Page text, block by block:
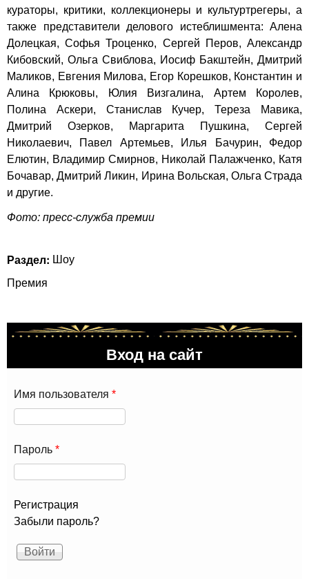
кураторы, критики, коллекционеры и культуртрегеры, а
также представители делового истеблишмента: Алена
Долецкая, Софья Троценко, Сергей Перов, Александр
Кибовский, Ольга Свиблова, Иосиф Бакштейн, Дмитрий
Маликов, Евгения Милова, Егор Корешков, Константин и
Алина Крюковы, Юлия Визгалина, Артем Королев,
Полина Аскери, Станислав Кучер, Тереза Мавика,
Дмитрий Озерков, Маргарита Пушкина, Сергей
Николаевич, Павел Артемьев, Илья Бачурин, Федор
Елютин, Владимир Смирнов, Николай Палажченко, Катя
Бочавар, Дмитрий Ликин, Ирина Вольская, Ольга Страда
и другие.
Фото: пресс-служба премии
Раздел: Шоу
Премия
Вход на сайт
Имя пользователя *
Пароль *
Регистрация
Забыли пароль?